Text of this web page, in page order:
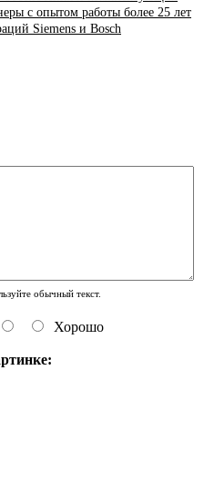
с опытом работы более 25 лет
Siemens и Bosch
обычный текст.
Хорошо